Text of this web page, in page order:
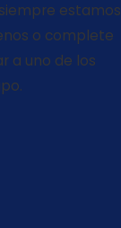
estamos
o complete
a uno de los